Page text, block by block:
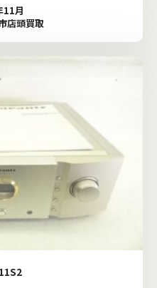
11月
店頭買取